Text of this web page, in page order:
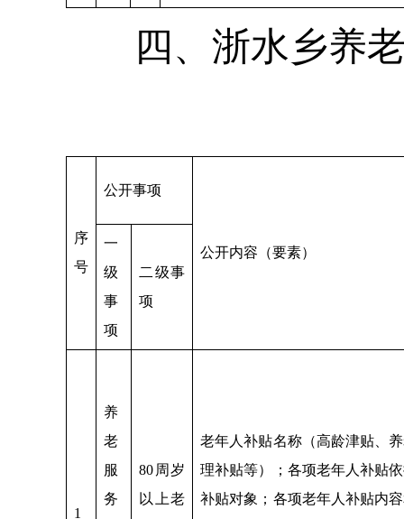
四、浙水乡养
序
号
公开事项
公开内容（要素）
一
级
事
项
二级事
项
1
养
老
服
务
80周岁
以上老
老年人补贴名称（高龄津贴、
理补贴等）；各项老年人补贴
补贴对象；各项老年人补贴内